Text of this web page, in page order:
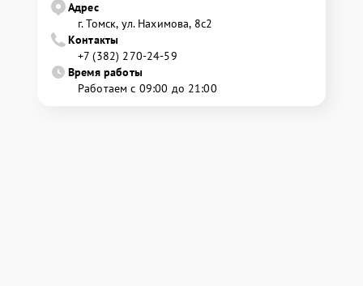
Адрес
г. Томск, ул. Нахимова, 8с2
Контакты
+7 (382) 270-24-59
Время работы
Работаем с 09:00 до 21:00